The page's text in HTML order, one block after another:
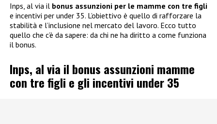
Inps, al via il bonus assunzioni per le mamme con tre figli
e incentivi per under 35. L’obiettivo è quello di rafforzare la
stabilità e l’inclusione nel mercato del lavoro. Ecco tutto
quello che c’è da sapere: da chi ne ha diritto a come funziona
il bonus.
Inps, al via il bonus assunzioni mamme
con tre figli e gli incentivi under 35